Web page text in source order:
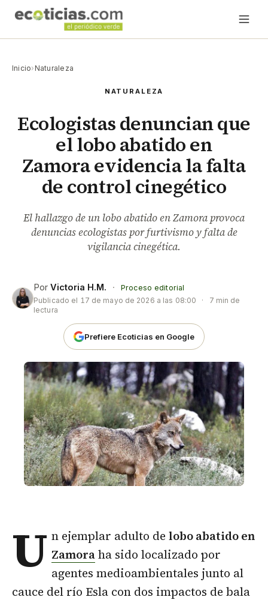
Inicio› Naturaleza
NATURALEZA
Ecologistas denuncian que
el lobo abatido en
Zamora evidencia la falta
de control cinegético
El hallazgo de un lobo abatido en Zamora provoca
denuncias ecologistas por furtivismo y falta de
vigilancia cinegética.
Por Victoria H.M. ·
Proceso editorial
Publicado el 17 de mayo de 2026 a las 08:00 ·
7 min de
lectura
Prefiere Ecoticias en Google
U n ejemplar adulto de lobo abatido en
Zamoraha sido localizado por
agentes medioambientales junto al
cauce del río Esla con dos impactos de bala